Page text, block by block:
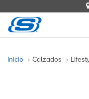
Inicio Calzados